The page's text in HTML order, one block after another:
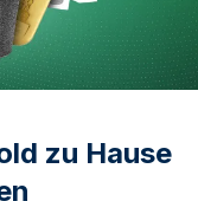
zu Hause